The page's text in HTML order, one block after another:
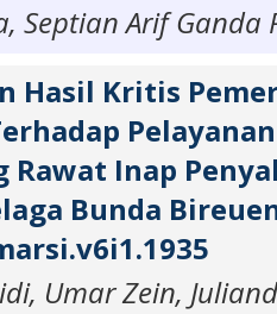
Septian Arif Ganda
Hasil Kritis
Rawat Inap
Bunda
Umar Zein,